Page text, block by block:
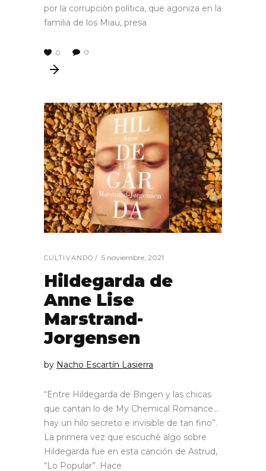
por la corrupción política, que agoniza en la
familia de los Miau, presa
0 0
CULTIVANDO 5 noviembre, 2021
Hildegarda de
Anne Lise
Marstrand-
Jorgensen
by Nacho Escartín Lasierra
“Entre Hildegarda de Bingen y las chicas
que cantan lo de My Chemical Romance…
hay un hilo secreto e invisible de tan fino”.
La primera vez que escuché algo sobre
Hildegarda fue en esta canción de Astrud,
“Lo Popular”. Hace